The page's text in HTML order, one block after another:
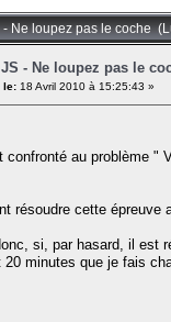
- Ne loupez pas le coche
JS - Ne loupez pas le
le: 18 Avril 2010 à 15:25:43 »
confronté au problème "
résoudre cette épreuve
si, par hasard, il est
minutes que je fais